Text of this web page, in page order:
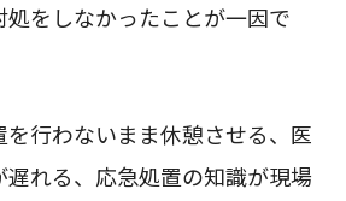
処をしなかったことが一因で
行わないまま休憩させる、医
れる、応急処置の知識が現場